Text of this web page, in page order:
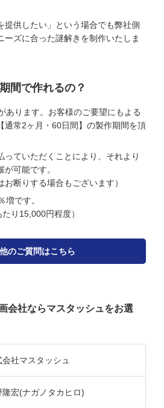
提供したい」という場合でも弊社側
ーズに合った謎解きを制作いたしま
間で作れるの？
あります。お客様のご要望にもよる
通常2ヶ月・60日間】の製作期間を頂
っていただくことにより、それより
可能です。
お断りする場合もございます）
増です。
り15,000円程度）
のご質問はこちら
会社ならマスタッシュをお選
会社マスタッシュ
隆宏(ナガノタカヒロ)